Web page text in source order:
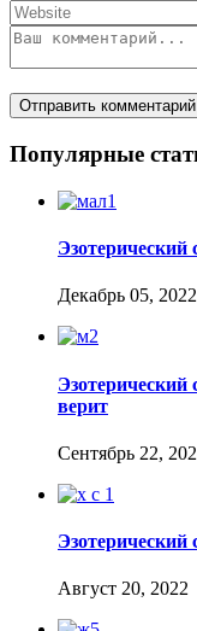
Популярные
Декабрь 05, 2022
верит
Сентябрь 22,
Август 20, 2022